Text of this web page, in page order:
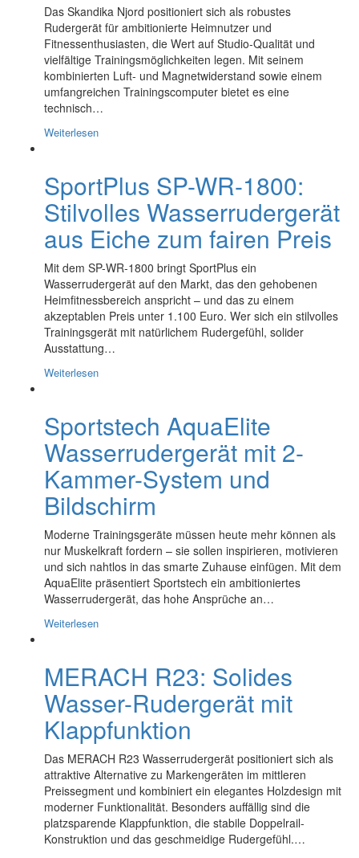
Das Skandika Njord positioniert sich als robustes
Rudergerät für ambitionierte Heimnutzer und
Fitnessenthusiasten, die Wert auf Studio-Qualität und
vielfältige Trainingsmöglichkeiten legen. Mit seinem
kombinierten Luft- und Magnetwiderstand sowie einem
umfangreichen Trainingscomputer bietet es eine
technisch…
Weiterlesen
SportPlus SP-WR-1800:
Stilvolles Wasserrudergerät
aus Eiche zum fairen Preis
Mit dem SP-WR-1800 bringt SportPlus ein
Wasserrudergerät auf den Markt, das den gehobenen
Heimfitnessbereich anspricht – und das zu einem
akzeptablen Preis unter 1.100 Euro. Wer sich ein stilvolles
Trainingsgerät mit natürlichem Rudergefühl, solider
Ausstattung…
Weiterlesen
Sportstech AquaElite
Wasserrudergerät mit 2-
Kammer-System und
Bildschirm
Moderne Trainingsgeräte müssen heute mehr können als
nur Muskelkraft fordern – sie sollen inspirieren, motivieren
und sich nahtlos in das smarte Zuhause einfügen. Mit dem
AquaElite präsentiert Sportstech ein ambitioniertes
Wasserrudergerät, das hohe Ansprüche an…
Weiterlesen
MERACH R23: Solides
Wasser-Rudergerät mit
Klappfunktion
Das MERACH R23 Wasserrudergerät positioniert sich als
attraktive Alternative zu Markengeräten im mittleren
Preissegment und kombiniert ein elegantes Holzdesign mit
moderner Funktionalität. Besonders auffällig sind die
platzsparende Klappfunktion, die stabile Doppelrail-
Konstruktion und das geschmeidige Rudergefühl.…